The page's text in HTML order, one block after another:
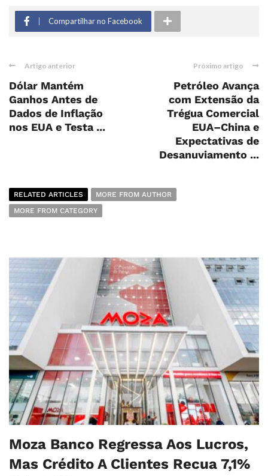
Compartilhar no Facebook
Artigo anterior
Dólar Mantém
Ganhos Antes de
Dados de Inflação
nos EUA e Testa ...
Próximo artigo
Petróleo Avança
com Extensão da
Trégua Comercial
EUA–China e
Expectativas de
Desanuviamento ...
RELATED ARTICLES
MORE FROM AUTHOR
MORE FROM CATEGORY
Moza Banco Regressa Aos Lucros,
Mas Crédito A Clientes Recua 7,1%